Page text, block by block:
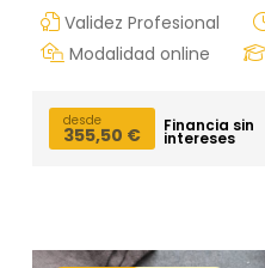
Validez Profesional
Modalidad online
desde
355,50 € Financia sin
intereses